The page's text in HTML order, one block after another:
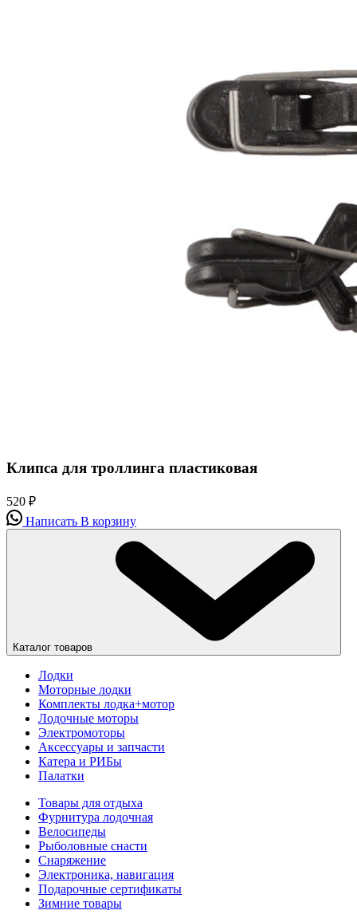
Клипса для троллинга пластиковая
520 ₽
Написать В корзину
Каталог товаров
Лодки
Моторные лодки
Комплекты лодка+мотор
Лодочные моторы
Электромоторы
Аксессуары и запчасти
Катера и РИБы
Палатки
Товары для отдыха
Фурнитура лодочная
Велосипеды
Рыболовные снасти
Снаряжение
Электроника, навигация
Подарочные сертификаты
Зимние товары